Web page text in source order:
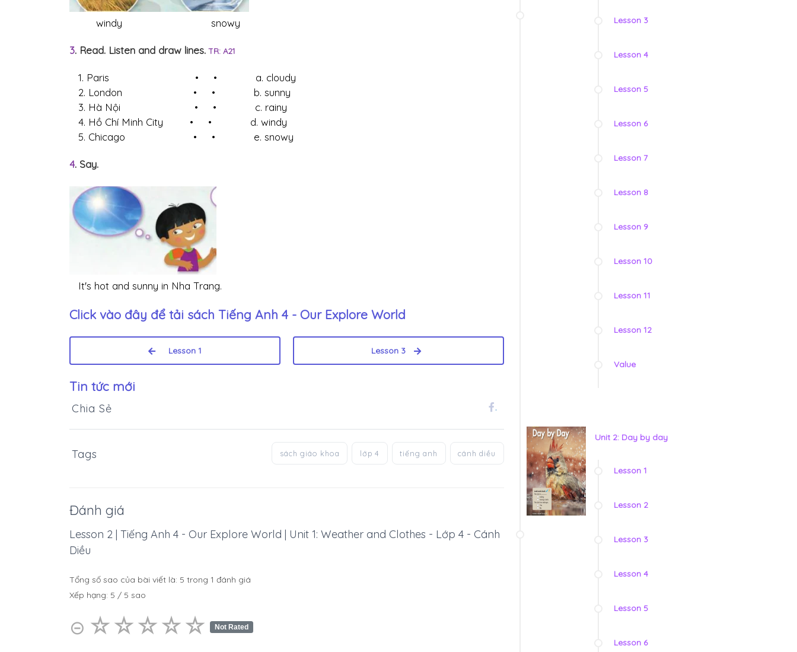
windy snowy
3. Read. Listen and draw lines.TR: A21
1. Paris • • a. cloudy
2. London • • b. sunny
3. Hà Nội • • c. rainy
4. Hồ Chí Minh City • • d. windy
5. Chicago • • e. snowy
4. Say.
It's hot and sunny in Nha Trang.
Click vào đây để tải sách Tiếng Anh 4 - Our Explore World
Lesson 1 Lesson 3
Tin tức mới
Chia Sẻ .
Tags sách giáo khoa lớp 4 tiếng anh cánh diều
Đánh giá
Lesson 2 | Tiếng Anh 4 - Our Explore World | Unit 1: Weather and Clothes - Lớp 4 - Cánh
Diều
Tổng số sao của bài viết là: 5 trong 1 đánh giá
Xếp hạng: 5 / 5 sao
⊝ ☆☆☆☆☆
★★★★★ Not Rated
Lesson 3
Lesson 4
Lesson 5
Lesson 6
Lesson 7
Lesson 8
Lesson 9
Lesson 10
Lesson 11
Lesson 12
Value
Unit 2: Day by day
Lesson 1
Lesson 2
Lesson 3
Lesson 4
Lesson 5
Lesson 6